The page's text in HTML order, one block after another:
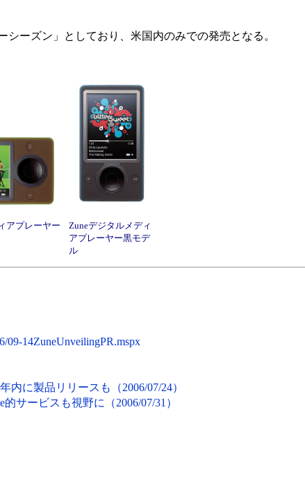
ーズン」としており、米国内のみでの発売となる。
アプレーヤー
Zuneデジタルメディ
アプレーヤー黒モデ
ル
09-14ZuneUnveilingPR.mspx
内に製品リリースも（2006/07/24）
サービスも視野に（2006/07/31）